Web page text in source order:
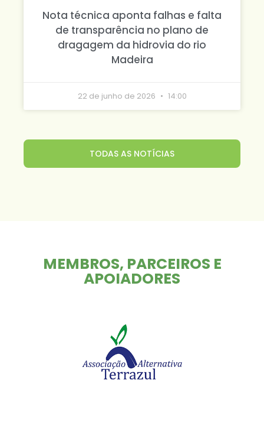
Nota técnica aponta falhas e falta
de transparência no plano de
dragagem da hidrovia do rio
Madeira
22 de junho de 2026 14:00
TODAS AS NOTÍCIAS
MEMBROS, PARCEIROS E
APOIADORES